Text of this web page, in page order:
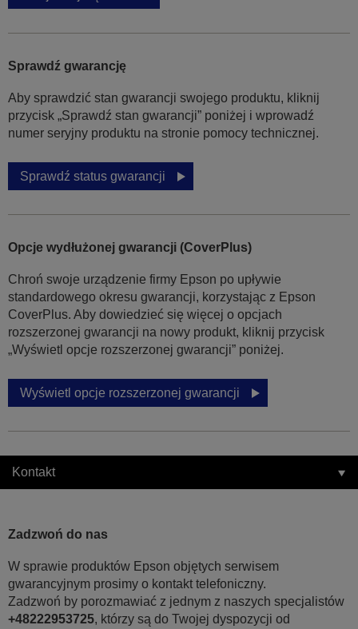
Sprawdź gwarancję
Aby sprawdzić stan gwarancji swojego produktu, kliknij
przycisk „Sprawdź stan gwarancji” poniżej i wprowadź
numer seryjny produktu na stronie pomocy technicznej.
Sprawdź status gwarancji
Opcje wydłużonej gwarancji (CoverPlus)
Chroń swoje urządzenie firmy Epson po upływie
standardowego okresu gwarancji, korzystając z Epson
CoverPlus. Aby dowiedzieć się więcej o opcjach
rozszerzonej gwarancji na nowy produkt, kliknij przycisk
„Wyświetl opcje rozszerzonej gwarancji” poniżej.
Wyświetl opcje rozszerzonej gwarancji
Kontakt
Zadzwoń do nas
W sprawie produktów Epson objętych serwisem
gwarancyjnym prosimy o kontakt telefoniczny.
Zadzwoń by porozmawiać z jednym z naszych specjalistów
+48222953725, którzy są do Twojej dyspozycji od